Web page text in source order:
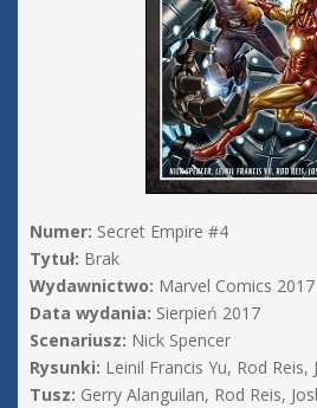
Numer: Secret Empire #4
Tytuł: Brak
Wydawnictwo: Marvel Comics 2017
Data wydania: Sierpień 2017
Scenariusz: Nick Spencer
Rysunki: Leinil Francis Yu, Rod Reis,
Tusz: Gerry Alanguilan, Rod Reis,